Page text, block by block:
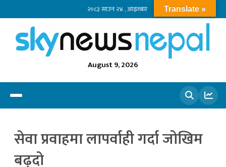
२०८३ साउन २४ , आइतबार
August 9, 2026
सेवा प्रवाहमा लापर्वाही गर्दा जोखिम
बढ्दो
Translate »